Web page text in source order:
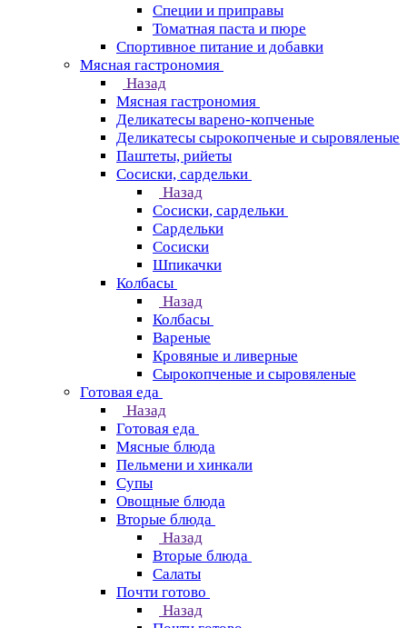
Специи и приправы
Томатная паста и пюре
Спортивное питание и добавки
Мясная гастрономия
Назад
Мясная гастрономия
Деликатесы варено-копченые
Деликатесы сырокопченые и сыровяленые
Паштеты, рийеты
Сосиски, сардельки
Назад
Сосиски, сардельки
Сардельки
Сосиски
Шпикачки
Колбасы
Назад
Колбасы
Вареные
Кровяные и ливерные
Сырокопченые и сыровяленые
Готовая еда
Назад
Готовая еда
Мясные блюда
Пельмени и хинкали
Супы
Овощные блюда
Вторые блюда
Назад
Вторые блюда
Салаты
Почти готово
Назад